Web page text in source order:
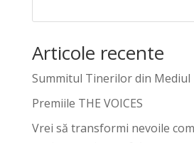
Articole recente
Summitul Tinerilor din Mediul
Premiile THE VOICES
Vrei să transformi nevoile